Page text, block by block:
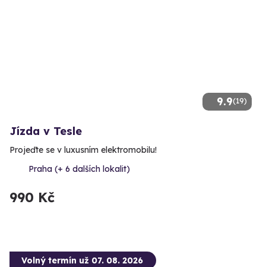
9.9(19)
Jízda v Tesle
Projeďte se v luxusním elektromobilu!
Praha (+ 6 dalších lokalit)
990 Kč
Volný termín už 07. 08. 2026